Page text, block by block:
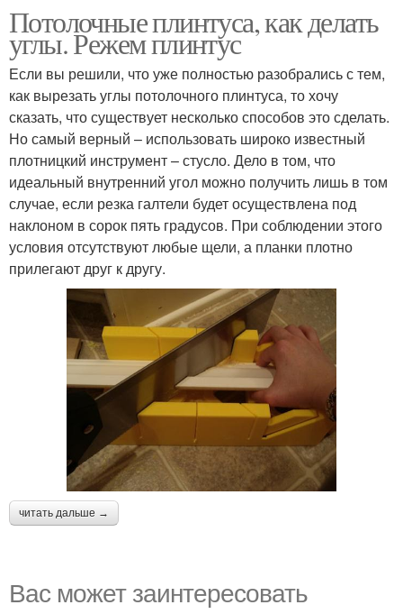
Потолочные плинтуса, как делать
углы. Режем плинтус
Если вы решили, что уже полностью разобрались с тем,
как вырезать углы потолочного плинтуса, то хочу
сказать, что существует несколько способов это сделать.
Но самый верный – использовать широко известный
плотницкий инструмент – стусло. Дело в том, что
идеальный внутренний угол можно получить лишь в том
случае, если резка галтели будет осуществлена под
наклоном в сорок пять градусов. При соблюдении этого
условия отсутствуют любые щели, а планки плотно
прилегают друг к другу.
читать дальше →
Вас может заинтересовать